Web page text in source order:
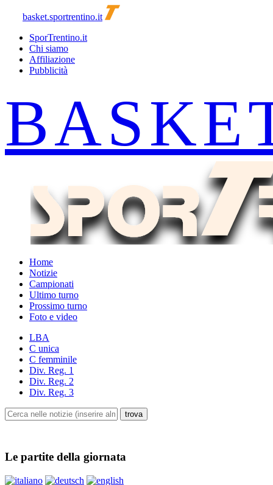
basket.sportrentino.it
SporTrentino.it
Chi siamo
Affiliazione
Pubblicità
Home
Notizie
Campionati
Ultimo turno
Prossimo turno
Foto e video
LBA
C unica
C femminile
Div. Reg. 1
Div. Reg. 2
Div. Reg. 3
Le partite della giornata